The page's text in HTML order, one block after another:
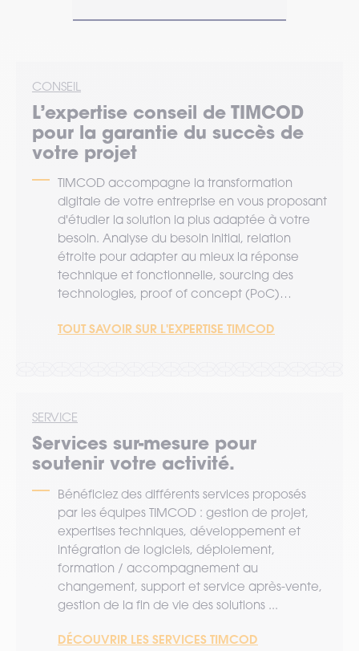
CONSEIL
L’expertise conseil de TIMCOD
pour la garantie du succès de
votre projet
TIMCOD accompagne la transformation
digitale de votre entreprise en vous proposant
d'étudier la solution la plus adaptée à votre
besoin. Analyse du besoin initial, relation
étroite pour adapter au mieux la réponse
technique et fonctionnelle, sourcing des
technologies, proof of concept (PoC)…
TOUT SAVOIR SUR L'EXPERTISE TIMCOD
SERVICE
Services sur-mesure pour
soutenir votre activité.
Bénéficiez des différents services proposés
par les équipes TIMCOD : gestion de projet,
expertises techniques, développement et
intégration de logiciels, déploiement,
formation / accompagnement au
changement, support et service après-vente,
gestion de la fin de vie des solutions ...
DÉCOUVRIR LES SERVICES TIMCOD